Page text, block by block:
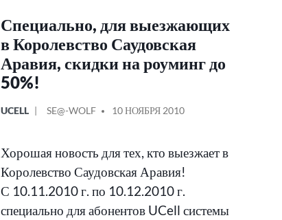
Специально, для выезжающих
в Королевство Саудовская
Аравия, скидки на роуминг до
50%!
ОПУБЛИКОВАНО
UCELL
СООБЩЕНИЕ
SE@-WOLF 10 НОЯБРЯ 2010
Хорошая новость для тех, кто выезжает в
Королевство Саудовская Аравия!
С 10.11.2010 г. по 10.12.2010 г.
специально для абонентов UCell системы